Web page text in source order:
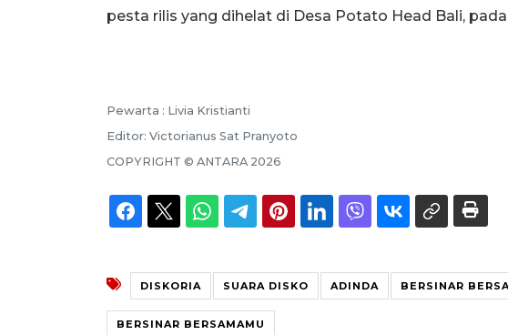
pesta rilis yang dihelat di Desa Potato Head Bali,
Pewarta : Livia Kristianti
Editor: Victorianus Sat Pranyoto
COPYRIGHT © ANTARA 2026
DISKORIA SUARA DISKO ADINDA BERSINAR
BERSINAR BERSAMAMU